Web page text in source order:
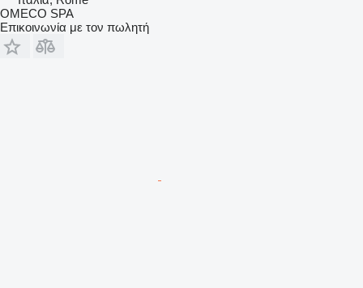
OMECO SPA
Επικοινωνία με τον πωλητή